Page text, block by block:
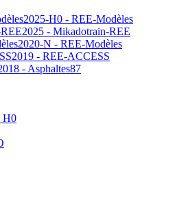
2025-H0 - REE-Modèles
2025 - Mikadotrain-REE
2020-N - REE-Modèles
2019 - REE-ACCESS
- Asphaltes87
H0